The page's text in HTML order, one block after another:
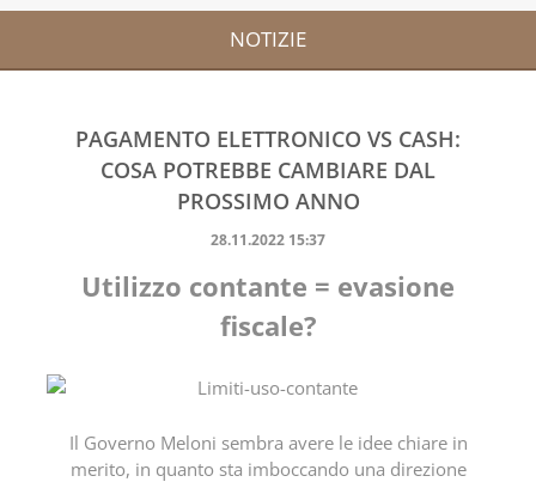
NOTIZIE
PAGAMENTO ELETTRONICO VS CASH:
COSA POTREBBE CAMBIARE DAL
PROSSIMO ANNO
28.11.2022 15:37
Utilizzo contante = evasione
fiscale?
Il Governo Meloni sembra avere le idee chiare in
merito, in quanto sta imboccando una direzione